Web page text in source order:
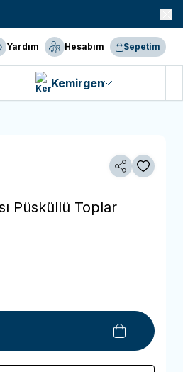
Yardım Hesabım Sepetim
Kemirgen
PaylaşFavoriye
Püsküllü Toplar